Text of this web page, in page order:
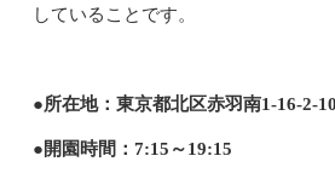
していることです。
●所在地：東京都北区赤羽南1-16-2-
●開園時間：7:15～19:15